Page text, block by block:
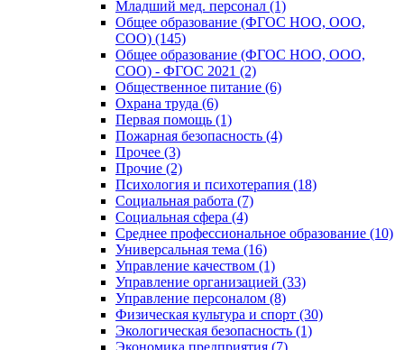
Младший мед. персонал (1)
Общее образование (ФГОС НОО, ООО,
СОО) (145)
Общее образование (ФГОС НОО, ООО,
СОО) - ФГОС 2021 (2)
Общественное питание (6)
Охрана труда (6)
Первая помощь (1)
Пожарная безопасность (4)
Прочее (3)
Прочие (2)
Психология и психотерапия (18)
Социальная работа (7)
Социальная сфера (4)
Среднее профессиональное образование (10)
Универсальная тема (16)
Управление качеством (1)
Управление организацией (33)
Управление персоналом (8)
Физическая культура и спорт (30)
Экологическая безопасность (1)
Экономика предприятия (7)